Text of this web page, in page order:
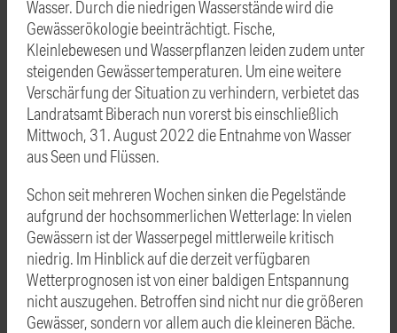
Wasser. Durch die niedrigen Wasserstände wird die
Gewässerökologie beeinträchtigt. Fische,
Kleinlebewesen und Wasserpflanzen leiden zudem unter
steigenden Gewässertemperaturen. Um eine weitere
Verschärfung der Situation zu verhindern, verbietet das
Landratsamt Biberach nun vorerst bis einschließlich
Mittwoch, 31. August 2022 die Entnahme von Wasser
aus Seen und Flüssen.
Schon seit mehreren Wochen sinken die Pegelstände
aufgrund der hochsommerlichen Wetterlage: In vielen
Gewässern ist der Wasserpegel mittlerweile kritisch
niedrig. Im Hinblick auf die derzeit verfügbaren
Wetterprognosen ist von einer baldigen Entspannung
nicht auszugehen. Betroffen sind nicht nur die größeren
Gewässer, sondern vor allem auch die kleineren Bäche.